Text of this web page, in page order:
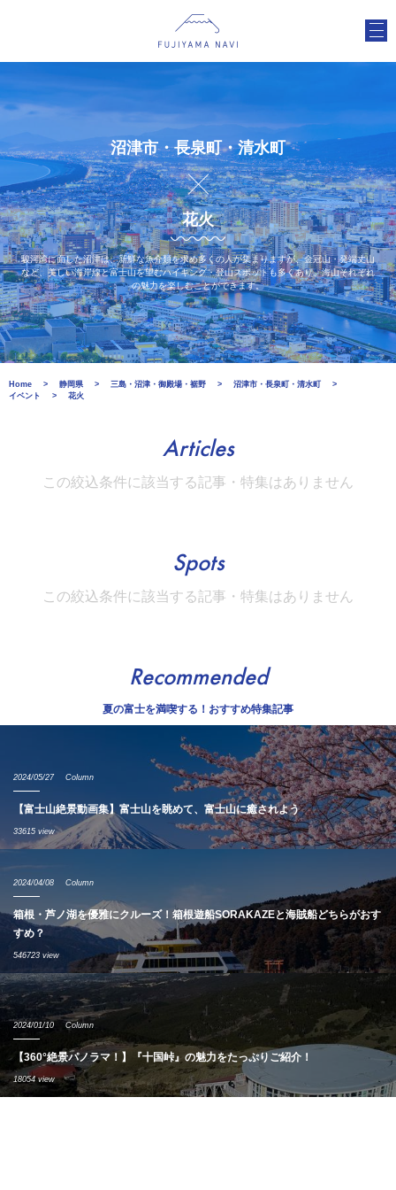
沼津市・長泉町・清水町
花火
駿河湾に面した沼津は、新鮮な魚介類を求め多くの人が集まりますが、金冠山・発端丈山
など、美しい海岸線と富士山を望むハイキング・登山スポットも多くあり、海山それぞれ
の魅力を楽しむことができます。
Home 静岡県 三島・沼津・御殿場・裾野
沼津市・長泉町・清水町
イベント
花火
Articles
この絞込条件に該当する記事・特集はありません
Spots
この絞込条件に該当する記事・特集はありません
Recommended
夏の富士を満喫する！おすすめ特集記事
2024/05/27 Column
【富士山絶景動画集】富士山を眺めて、富士山に癒されよう
33615 view
2024/04/08 Column
箱根・芦ノ湖を優雅にクルーズ！箱根遊船SORAKAZEと海賊船どちらがおす
すめ？
546723 view
2024/01/10 Column
【360°絶景パノラマ！】『十国峠』の魅力をたっぷりご紹介！
18054 view